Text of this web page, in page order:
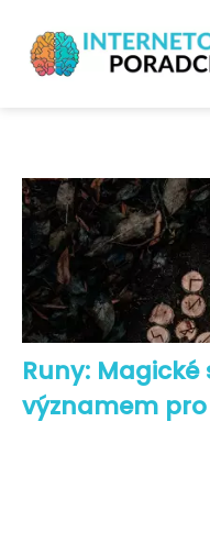
Runy:
významem